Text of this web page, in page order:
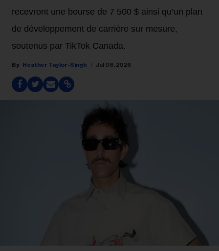
recevront une bourse de 7 500 $ ainsi qu’un plan
de développement de carrière sur mesure,
soutenus par TikTok Canada.
Heather Taylor-Singh Jul 08, 2026